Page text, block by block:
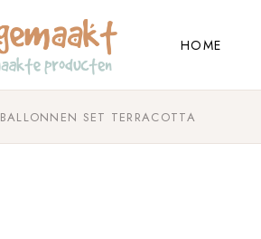
HOME
BALLONNEN SET TERRACOTTA